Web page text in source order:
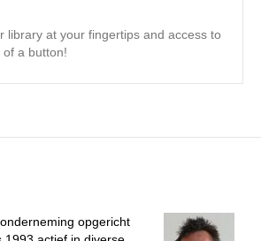
library at your fingertips and access to
of a button!
opgericht